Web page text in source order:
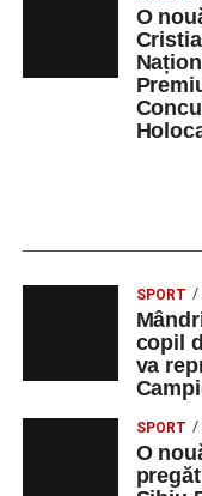
O
SPORT
copil
va
SPORT
O